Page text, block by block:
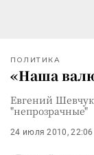
ПОЛИТИКА
«Наша
Евгений
"непрозрачные"
24 июля 2010, 22:06